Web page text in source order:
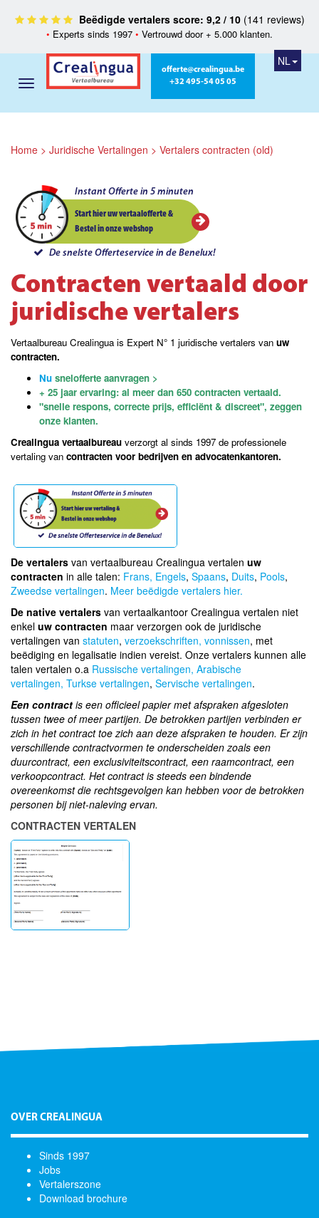
Beëdigde vertalers score: 9,2 / 10(141 reviews)
• Experts sinds 1997 • Vertrouwd door + 5.000 klanten.
offerte@crealingua.be
+32 495-54 05 05
NL
Home > Juridische Vertalingen > Vertalers contracten (old)
Instant Offerte in 5 minuten
Start hier uw vertaalofferte &
Bestel in onze webshop
De snelste Offerteservice in de Benelux!
Contracten vertaald door
juridische vertalers
Vertaalbureau Crealingua is Expert N° 1 juridische vertalers van uw
contracten.
Nu snelofferte aanvragen >
+ 25 jaar ervaring: al meer dan 650 contracten vertaald.
"snelle respons, correcte prijs, efficiënt & discreet", zeggen
onze klanten.
Crealingua vertaalbureau verzorgt al sinds 1997 de professionele
vertaling van contracten voor bedrijven en advocatenkantoren.
De vertalers van vertaalbureau Crealingua vertalen uw
contracten in alle talen: Frans, Engels, Spaans, Duits, Pools,
Zweedse vertalingen. Meer beëdigde vertalers hier.
De native vertalers van vertaalkantoor Crealingua vertalen niet
enkel uw contracten maar verzorgen ook de juridische
vertalingen van statuten, verzoekschriften, vonnissen, met
beëdiging en legalisatie indien vereist. Onze vertalers kunnen alle
talen vertalen o.a Russische vertalingen, Arabische
vertalingen, Turkse vertalingen, Servische vertalingen.
Een contract is een officieel papier met afspraken afgesloten
tussen twee of meer partijen. De betrokken partijen verbinden er
zich in het contract toe zich aan deze afspraken te houden. Er zijn
verschillende contractvormen te onderscheiden zoals een
duurcontract, een exclusiviteitscontract, een raamcontract, een
verkoopcontract. Het contract is steeds een bindende
overeenkomst die rechtsgevolgen kan hebben voor de betrokken
personen bij niet-naleving ervan.
CONTRACTEN VERTALEN
OVER CREALINGUA
Sinds 1997
Jobs
Vertalerszone
Download brochure